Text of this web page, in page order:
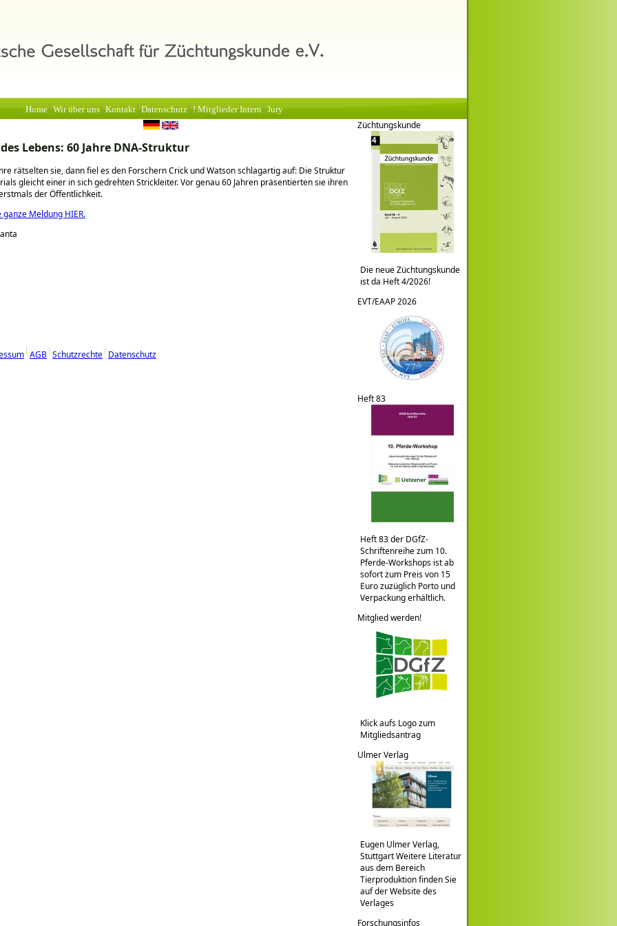
Home Wir über uns Kontakt Datenschutz ! Mitglieder Intern Jury
Lebens: 60 Jahre DNA-Struktur
rätselten sie, dann fiel es den Forschern Crick und Watson schlagartig auf: Die Struktur
gleicht einer in sich gedrehten Strickleiter. Vor genau 60 Jahren präsentierten sie ihren
der Öffentlichkeit.
ganze Meldung HIER.
AGB Schutzrechte Datenschutz
Züchtungskunde
Die neue Züchtungskunde
ist da Heft 4/2026!
EVT/EAAP 2026
Heft 83
Heft 83 der DGfZ-
Schriftenreihe zum 10.
Pferde-Workshops ist ab
sofort zum Preis von 15
Euro zuzüglich Porto und
Verpackung erhältlich.
Mitglied werden!
Klick aufs Logo zum
Mitgliedsantrag
Ulmer Verlag
Eugen Ulmer Verlag,
Stuttgart Weitere Literatur
aus dem Bereich
Tierproduktion finden Sie
auf der Website des
Verlages
Forschungsinfos